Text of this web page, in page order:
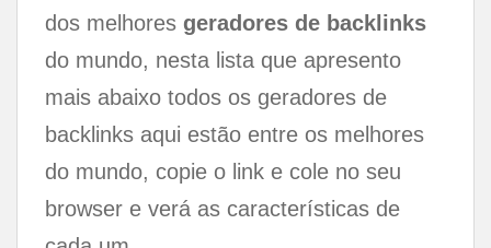
dos melhores geradores de backlinks
do mundo, nesta lista que apresento
mais abaixo todos os geradores de
backlinks aqui estão entre os melhores
do mundo, copie o link e cole no seu
browser e verá as características de